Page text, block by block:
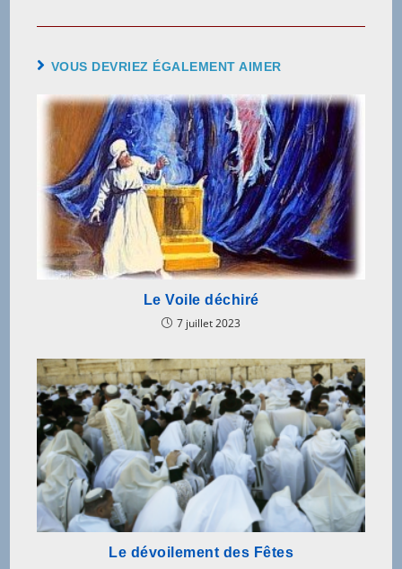
VOUS DEVRIEZ ÉGALEMENT AIMER
Le Voile déchiré
7 juillet 2023
Le dévoilement des Fêtes